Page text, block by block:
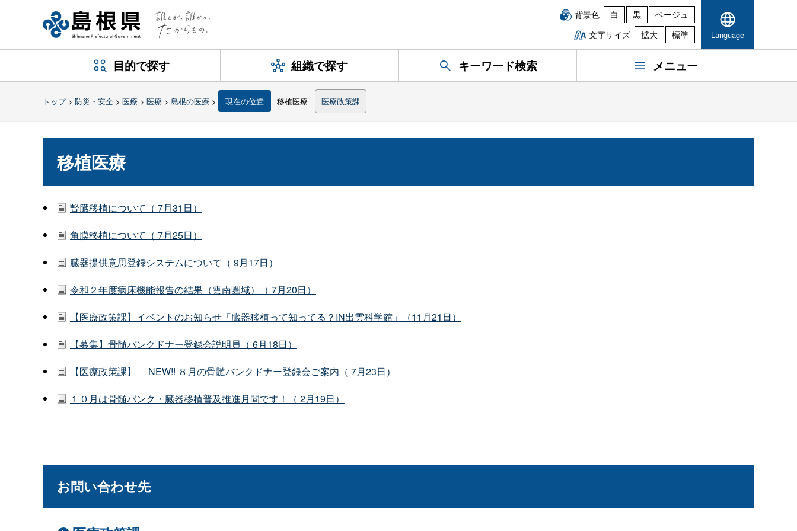
背景色 白 黒
ベージュ
文字サイズ
拡大 標準 Language
目的で探す 組織で探す キーワード検索 メニュー
トップ> 防災・安全 > 医療 > 医療 > 島根の医療 > 現在の位置 移植医療 医療政策課
移植医療
腎臓移植について（ 7月31日）
角膜移植について（ 7月25日）
臓器提供意思登録システムについて（ 9月17日）
令和２年度病床機能報告の結果（雲南圏域）（ 7月20日）
【医療政策課】イベントのお知らせ「臓器移植って知ってる？IN出雲科学館」（11月21日）
【募集】骨髄バンクドナー登録会説明員（ 6月18日）
【医療政策課】 NEW!! ８月の骨髄バンクドナー登録会ご案内（ 7月23日）
１０月は骨髄バンク・臓器移植普及推進月間です！（ 2月19日）
お問い合わせ先